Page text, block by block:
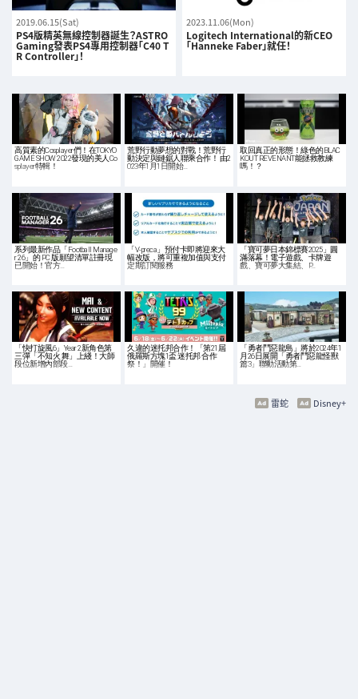
2019.06.15(Sat)
PS4版精英無線控制器誕生？ASTRO
Gaming發表PS4專用控制器「C40 T
R Controller」！
2023.11.06(Mon)
Logitech International的新CEO
「Hanneke Faber」就任！
高質素的Cosplayer們！在TOKYO
GAME SHOW 2022發現的美人Co
splayer特輯！
荒野行動夢想的對戰！荒野行
動決定與鏈鋸人聯乘合作！ 由2
023年1月1日開始…
取回真正的形態！綠色的BLAC
KOUT REVENANT能拯救教練
嗎！？
系列最新作品「Football Manage
r 26」的 PC 版願望清單註冊現
已開始！官方…
「V-preca」預付卡即將迎來大
幅改版，將可重複加值與支付
定期訂閱服務
「寶可夢日本錦標賽2025」圓
滿落幕！電子遊戲、卡牌遊
戲、寶可夢大集結、P…
「快打旋風6」Year 2新角色第
三彈「不知火 舞」上綫！大師
段位新增內部段…
久違的迷托邦合作！「第21屆
俄羅斯方塊1盃 迷托邦 合作
祭！」開催！
「勇者鬥惡龍島」將於2024年1
月26日展開「勇者鬥惡龍怪獸
篇3」聯動活動第…
Disney+
雷蛇